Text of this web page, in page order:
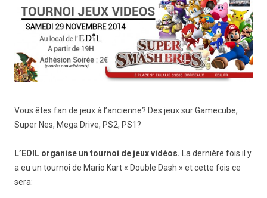
Vous êtes fan de jeux à l’ancienne? Des jeux sur Gamecube,
Super Nes, Mega Drive, PS2, PS1?
L’EDIL organise un tournoi de jeux vidéos. La dernière fois il y
a eu un tournoi de Mario Kart « Double Dash » et cette fois ce
sera: